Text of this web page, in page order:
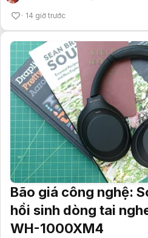
14 giờ trước
Bão giá công nghệ:
hồi sinh dòng tai
WH-1000XM4